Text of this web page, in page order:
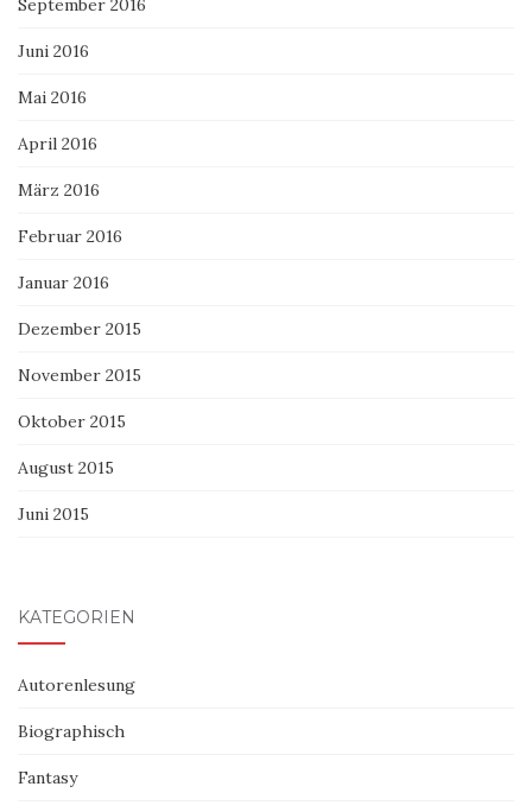
September 2016
Juni 2016
Mai 2016
April 2016
März 2016
Februar 2016
Januar 2016
Dezember 2015
November 2015
Oktober 2015
August 2015
Juni 2015
KATEGORIEN
Autorenlesung
Biographisch
Fantasy